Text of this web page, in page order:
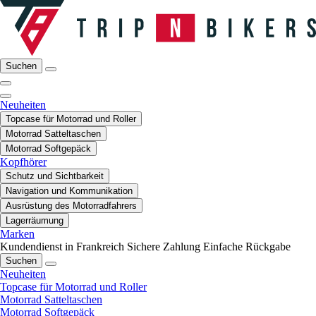
Suchen
Neuheiten
Topcase für Motorrad und Roller
Motorrad Satteltaschen
Motorrad Softgepäck
Kopfhörer
Schutz und Sichtbarkeit
Navigation und Kommunikation
Ausrüstung des Motorradfahrers
Lagerräumung
Marken
Kundendienst in Frankreich Sichere Zahlung Einfache Rückgabe
Suchen
Neuheiten
Topcase für Motorrad und Roller
Motorrad Satteltaschen
Motorrad Softgepäck